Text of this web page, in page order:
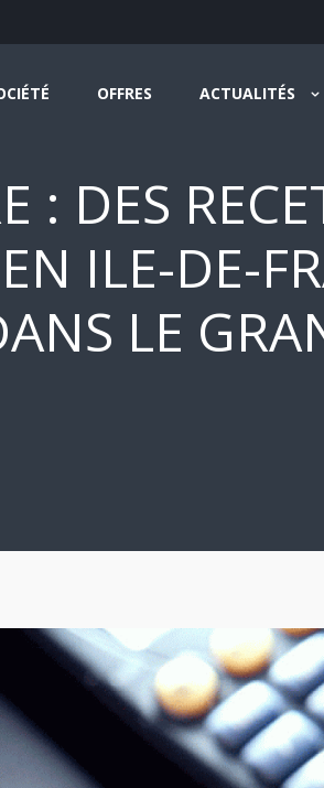
OFFRES ACTUALITÉS
: DES
ILE-DE-
LE